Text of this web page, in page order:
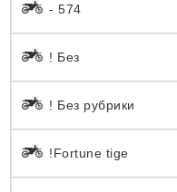
- 574
! Без
! Без рубрики
!Fortune tige